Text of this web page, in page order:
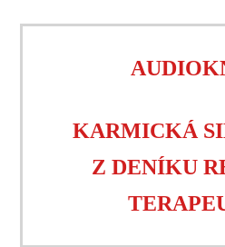
KARMICKÁ
Z DENÍKU